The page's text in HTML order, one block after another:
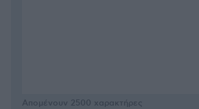
Απομένουν 2500 χαρακτήρες